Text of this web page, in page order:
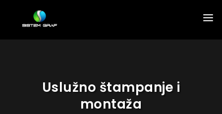
POČETNA
KATALOG TAPETA
Uslužno štampanje i
montaža